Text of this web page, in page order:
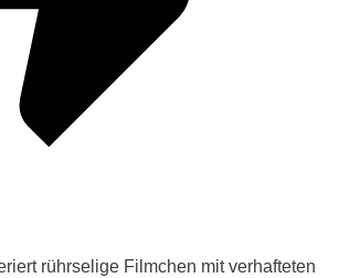
rührselige Filmchen mit verhafteten